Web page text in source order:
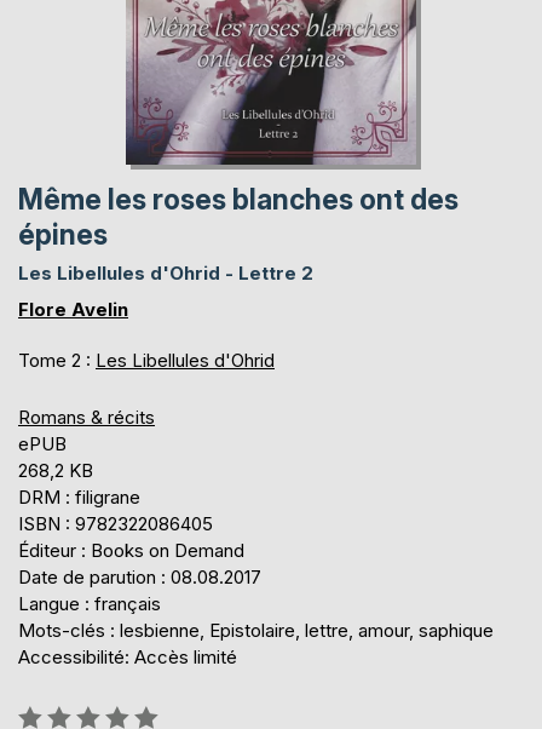
Même les roses blanches ont des
épines
Les Libellules d'Ohrid - Lettre 2
Flore Avelin
Tome 2 : Les Libellules d'Ohrid
Romans & récits
ePUB
268,2 KB
DRM : filigrane
ISBN : 9782322086405
Éditeur : Books on Demand
Date de parution : 08.08.2017
Langue : français
Mots-clés : lesbienne, Epistolaire, lettre, amour, saphique
Accessibilité: Accès limité
Évaluation: